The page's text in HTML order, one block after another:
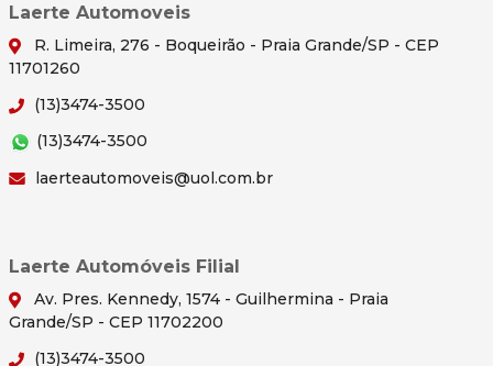
Laerte Automoveis
R. Limeira, 276 - Boqueirão - Praia Grande/SP - CEP
11701260
(13)3474-3500
(13)3474-3500
laerteautomoveis@uol.com.br
Laerte Automóveis Filial
Av. Pres. Kennedy, 1574 - Guilhermina - Praia
Grande/SP - CEP 11702200
(13)3474-3500